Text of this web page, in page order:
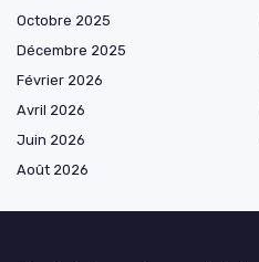
Octobre 2025
Décembre 2025
Février 2026
Avril 2026
Juin 2026
Août 2026